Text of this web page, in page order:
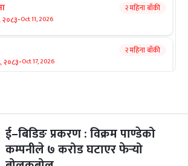
-Oct 11, 2026
२ महिना बाँकी
२०८३-Oct 17, 2026
२ महिना बाँकी
२०८३-Oct 20, 2026
२ महिना बाँकी
ई–बिडिङ प्रकरण : विक्रम पाण्डेको
कम्पनीले ७ करोड घटाएर फेर्‍यो